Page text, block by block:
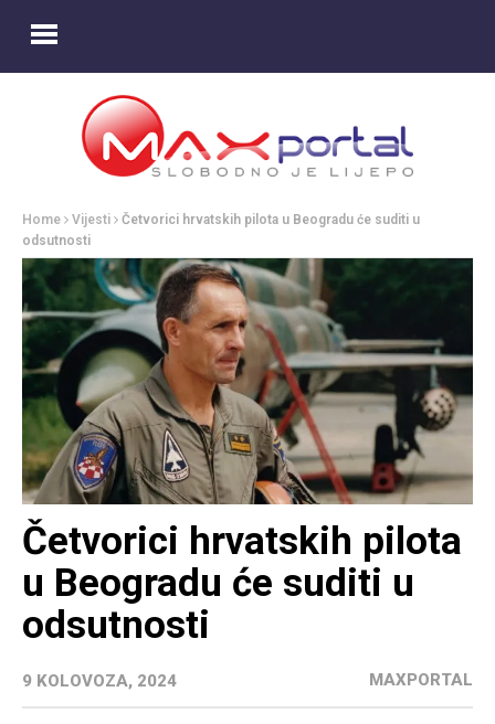
Home Vijesti
Četvorici hrvatskih pilota u Beogradu će suditi u
odsutnosti
Četvorici hrvatskih pilota
u Beogradu će suditi u
odsutnosti
9 KOLOVOZA, 2024 MAXPORTAL